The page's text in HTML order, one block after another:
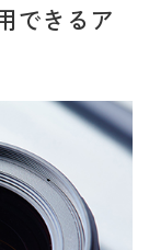
できるア